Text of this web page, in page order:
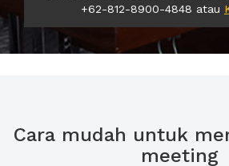
+62-812-8900-4848 atau
Cara mudah untuk
meeting